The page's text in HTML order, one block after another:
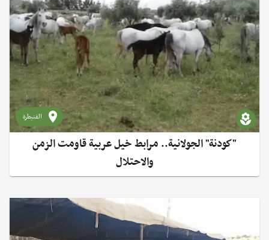
القنيطرة
"كودنة" الجولانية.. مرابط خيل عربية قاومت الزمن
والاحتلال